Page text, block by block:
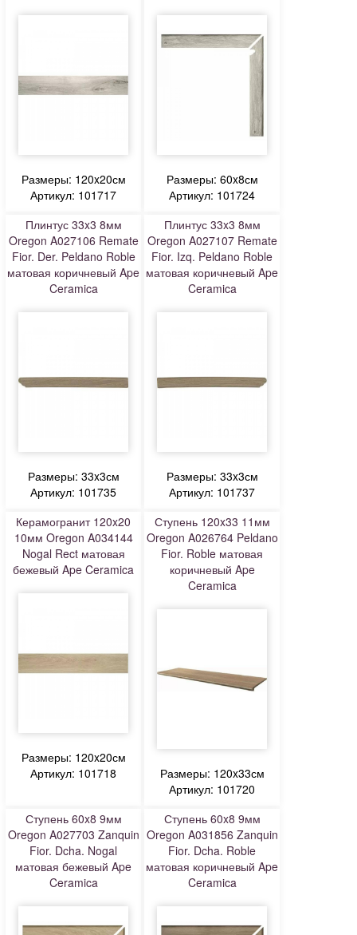
Размеры: 120x20см
Артикул: 101717
Размеры: 60x8см
Артикул: 101724
Плинтус 33x3 8мм
Oregon A027106 Remate
Fior. Der. Peldano Roble
матовая коричневый Ape
Ceramica
Размеры: 33x3см
Артикул: 101735
Плинтус 33x3 8мм
Oregon A027107 Remate
Fior. Izq. Peldano Roble
матовая коричневый Ape
Ceramica
Размеры: 33x3см
Артикул: 101737
Керамогранит 120x20
10мм Oregon A034144
Nogal Rect матовая
бежевый Ape Ceramica
Размеры: 120x20см
Артикул: 101718
Ступень 120x33 11мм
Oregon A026764 Peldano
Fior. Roble матовая
коричневый Ape
Ceramica
Размеры: 120x33см
Артикул: 101720
Ступень 60x8 9мм
Oregon A027703 Zanquin
Fior. Dcha. Nogal
матовая бежевый Ape
Ceramica
Ступень 60x8 9мм
Oregon A031856 Zanquin
Fior. Dcha. Roble
матовая коричневый Ape
Ceramica